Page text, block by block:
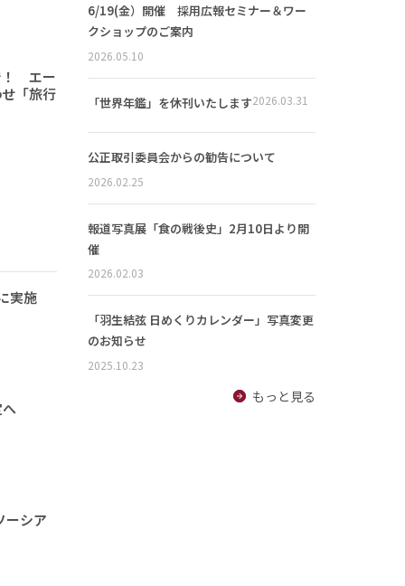
！ エー
「旅行
実施
ーシア
6/19(金）開催 採用広報セミナー＆ワー
クショップのご案内
2026.05.10
「世界年鑑」を休刊いたします2026.03.31
公正取引委員会からの勧告について
2026.02.25
報道写真展「食の戦後史」2月10日より開
催
2026.02.03
「羽生結弦 日めくりカレンダー」写真変更
のお知らせ
2025.10.23
もっと見る